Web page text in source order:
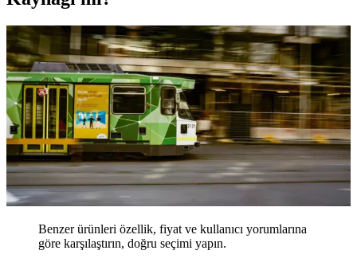
Benzer ürünleri özellik, fiyat ve kullanıcı yorumlarına
göre karşılaştırın, doğru seçimi yapın.